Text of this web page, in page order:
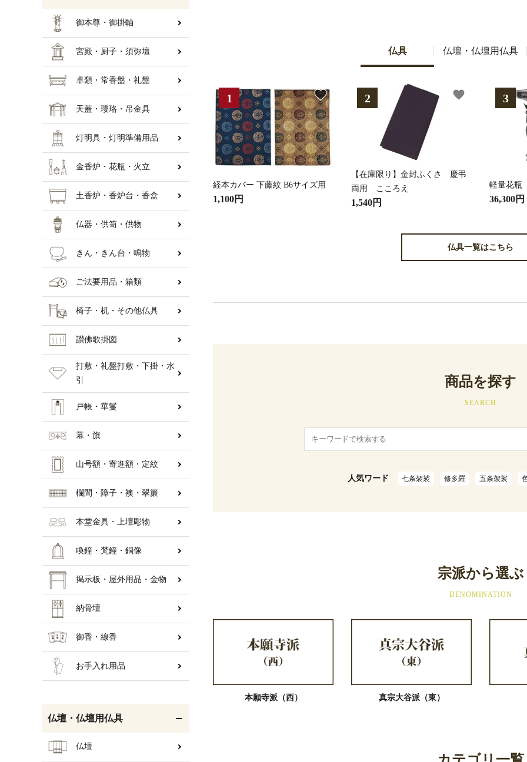
仏具 仏壇・仏壇用仏具
経本カバー 下藤紋 B6サイズ用
1,100円
favorite
【在庫限り】金封ふくさ 慶弔
両用 こころえ
1,540円
favorite
軽量花
36,300円
仏具一覧はこちら
商品を探す
SEARCH
人気ワード 七条袈裟 修多羅 五条袈裟
宗派から選ぶ
DENOMINATION
本願寺派（西） 真宗大谷派（東）
御本尊・御掛軸
宮殿・厨子・須弥壇
卓類・常香盤・礼盤
天蓋・瓔珞・吊金具
灯明具・灯明準備用品
金香炉・花瓶・火立
土香炉・香炉台・香盒
仏器・供笥・供物
きん・きん台・鳴物
ご法要用品・箱類
椅子・机・その他仏具
讃佛歌掛図
打敷・礼盤打敷・下掛・水
引
戸帳・華鬘
幕・旗
山号額・寄進額・定紋
欄間・障子・襖・翠簾
本堂金具・上壇彫物
喚鐘・梵鐘・銅像
掲示板・屋外用品・金物
納骨壇
御香・線香
お手入れ用品
仏壇・仏壇用仏具
仏壇